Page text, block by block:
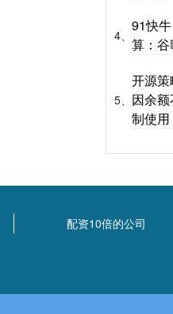
4、
91快
算：
5、
开源策
因余
制使用
配资10倍的公司